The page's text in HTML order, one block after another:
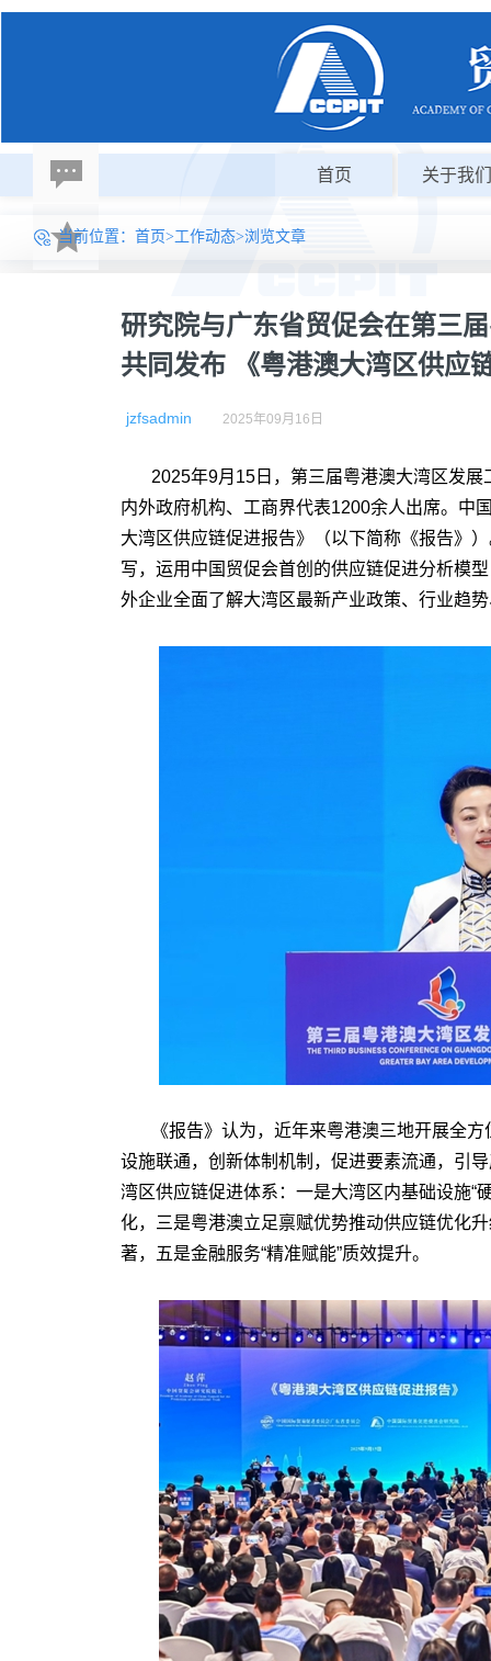
首页 关于我们
当前位置： 首页>工作动态>浏览文章
研究院与广东省贸促会在第三
共同发布 《粤港澳大湾区供应
jzfsadmin 2025年09月16日
2025年9月15日，第三届粤港澳大湾区发
内外政府机构、工商界代表1200余人出席。中
大湾区供应链促进报告》（以下简称《报告》
写，运用中国贸促会首创的供应链促进分析模
外企业全面了解大湾区最新产业政策、行业趋
《报告》认为，近年来粤港澳三地开展全
设施联通，创新体制机制，促进要素流通，引
湾区供应链促进体系：一是大湾区内基础设施“
化，三是粤港澳立足禀赋优势推动供应链优化
著，五是金融服务“精准赋能”质效提升。